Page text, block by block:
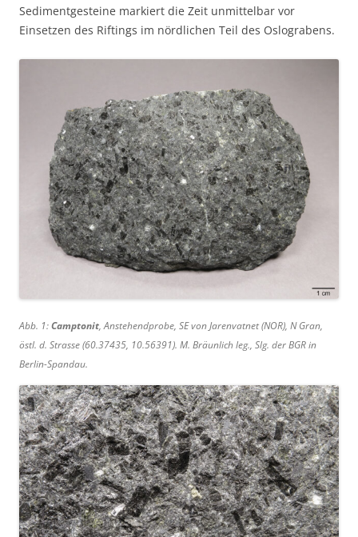
Sedimentgesteine markiert die Zeit unmittelbar vor
Einsetzen des Riftings im nördlichen Teil des Oslograbens.
Abb. 1:Camptonit, Anstehendprobe, SE von Jarenvatnet (NOR), N Gran,
östl. d. Strasse (60.37435, 10.56391). M. Bräunlich leg., Slg. der BGR in
Berlin-Spandau.